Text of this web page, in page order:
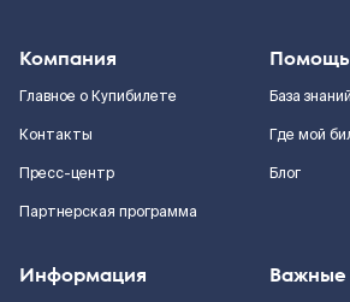
Компания
Главное о Купибилете
Контакты
Пресс-центр
Партнерская программа
Помощь
База знаний
Где мой
Блог
Информация Важные